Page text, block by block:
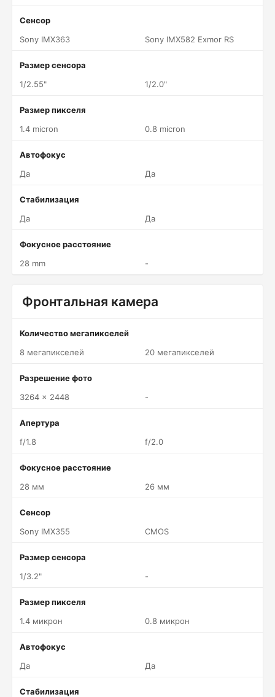
Сенсор
Sony IMX363
Sony IMX582 Exmor RS
Размер сенсора
1/2.55"
1/2.0"
Размер пикселя
1.4 micron
0.8 micron
Автофокус
Да
Да
Стабилизация
Да
Да
Фокусное расстояние
28 mm
-
Фронтальная камера
Количество мегапикселей
8 мегапикселей
20 мегапикселей
Разрешение фото
3264 x 2448
-
Апертура
f/1.8
f/2.0
Фокусное расстояние
28 мм
26 мм
Сенсор
Sony IMX355
CMOS
Размер сенсора
1/3.2"
-
Размер пикселя
1.4 микрон
0.8 микрон
Автофокус
Да
Да
Стабилизация